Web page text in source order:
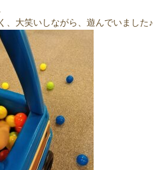
、大笑いしながら、遊んでいました♪